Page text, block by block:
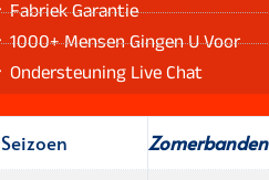
Fabriek Garantie
1000+ Mensen Gingen U Voor
Ondersteuning Live Chat
Seizoen
Zomerbanden